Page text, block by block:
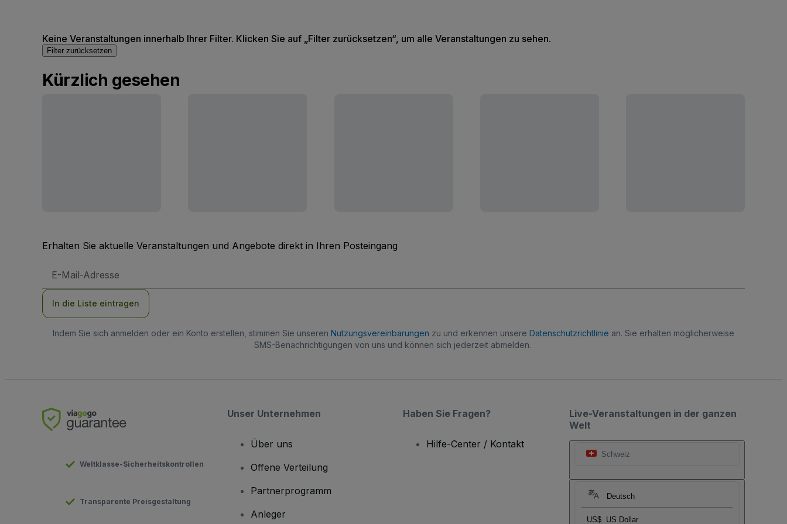
Keine Veranstaltungen innerhalb Ihrer Filter. Klicken Sie auf „Filter zurücksetzen“, um alle Veranstaltungen zu sehen.
Filter zurücksetzen
Kürzlich gesehen
Erhalten Sie aktuelle Veranstaltungen und Angebote direkt in Ihren Posteingang
Mail-
In die Liste eintragen
Indem Sie sich anmelden oder ein Konto erstellen, stimmen Sie unseren Nutzungsvereinbarungen zu und erkennen unsere Datenschutzrichtlinie an. Sie erhalten möglicherweise
SMS-Benachrichtigungen von uns und können sich jederzeit abmelden.
Live-Veranstaltungen in der ganzen
Welt
Schweiz
Deutsch
US$ US Dollar
Weltklasse-Sicherheitskontrollen
Transparente Preisgestaltung
Unser Unternehmen
Über uns
Offene Verteilung
Partnerprogramm
Anleger
Haben Sie Fragen?
Hilfe-Center / Kontakt